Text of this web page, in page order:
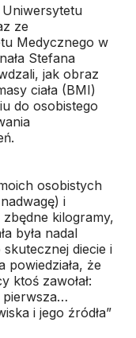
ze
Medycznego w
Stefana
jak obraz
ciała (BMI)
do osobistego
osobistych
i
kilogramy,
była nadal
diecie i
powiedziała, że
ktoś zawołał:
pierwsza…
i jego źródła”